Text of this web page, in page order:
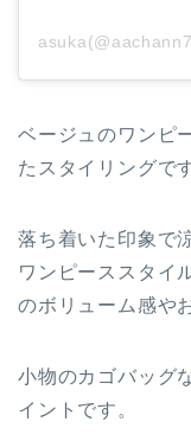
ベージュのワンピ
たスタイリングで
落ち着いた印象で
ワンピーススタイ
のボリューム感や
小物のカゴバッグ
イントです。